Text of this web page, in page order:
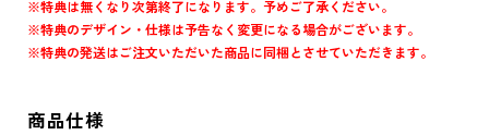
※特典は無くなり次第終了になります。予めご了承ください。
※特典のデザイン・仕様は予告なく変更になる場合がございます。
※特典の発送はご注文いただいた商品に同梱とさせていただきます。
商品仕様